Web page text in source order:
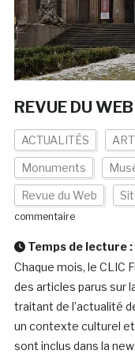
REVUE DU
ACTUALITÉS
Monuments
Revue du Web
commentaire
Temps de lecture :
Chaque mois, le CLIC
des articles parus sur
traitant de l’actualité
un contexte culturel
sont inclus dans la